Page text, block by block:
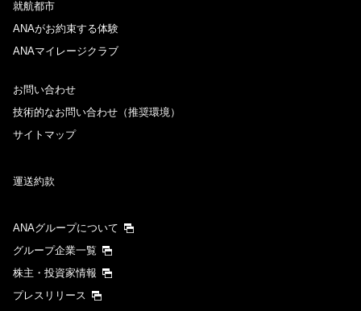
就航都市
ANAがお約束する体験
ANAマイレージクラブ
お問い合わせ
技術的なお問い合わせ（推奨環境）
サイトマップ
運送約款
ANAグループについて
グループ企業一覧
株主・投資家情報
プレスリリース